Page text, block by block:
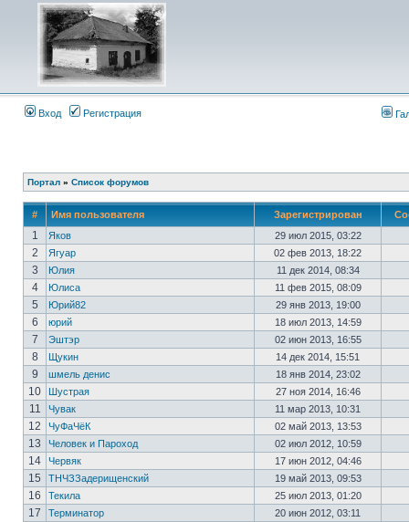
Вход Регистрация
Портал » Список форумов
# Имя пользователя Зарегистрирован
1 Яков 29 июл 2015, 03:22
2 Ягуар 02 фев 2013, 18:22
3 Юлия 11 дек 2014, 08:34
4 Юлиса 11 фев 2015, 08:09
5 Юрий82 29 янв 2013, 19:00
6 юрий 18 июл 2013, 14:59
7 Эштэр 02 июн 2013, 16:55
8 Щукин 14 дек 2014, 15:51
9 шмель денис 18 янв 2014, 23:02
10 Шустрая 27 ноя 2014, 16:46
11 Чувак 11 мар 2013, 10:31
12 ЧуФаЧёК 02 май 2013, 13:53
13 Человек и Пароход 02 июл 2012, 10:59
14 Червяк 17 июн 2012, 04:46
15 ТНЧЗЗадерищенский 19 май 2013, 09:53
16 Текила 25 июл 2013, 01:20
17 Терминатор 20 июн 2012, 03:11